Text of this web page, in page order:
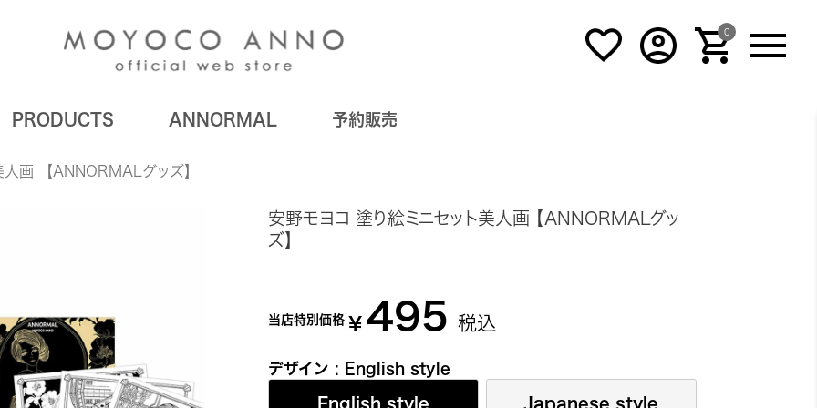
0
PRODUCTS ANNORMAL 予約販売
画 【ANNORMALグッズ】
安野モヨコ 塗り絵ミニセット美人画 【ANNORMALグッ
ズ】
当店特別価格 ¥ 495 税込
デザイン English style
English style Japanese style